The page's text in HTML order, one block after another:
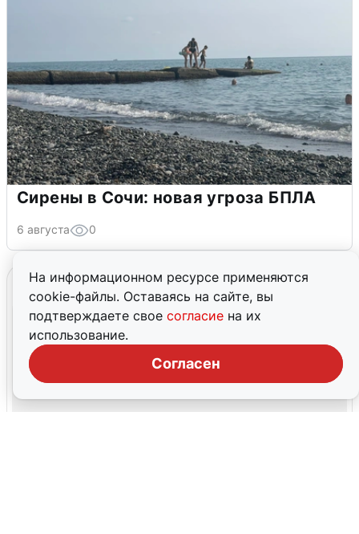
На информационном ресурсе применяются
cookie-файлы. Оставаясь на сайте, вы
подтверждаете свое согласие на их
использование.
Согласен
Сирены в Сочи: новая угроза БПЛА
6 августа 0